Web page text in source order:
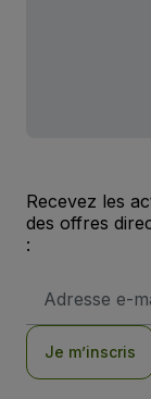
Recevez les
des offres
:
e-
Je m’inscris